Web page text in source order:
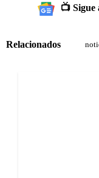
📺 Sigue
Relacionados